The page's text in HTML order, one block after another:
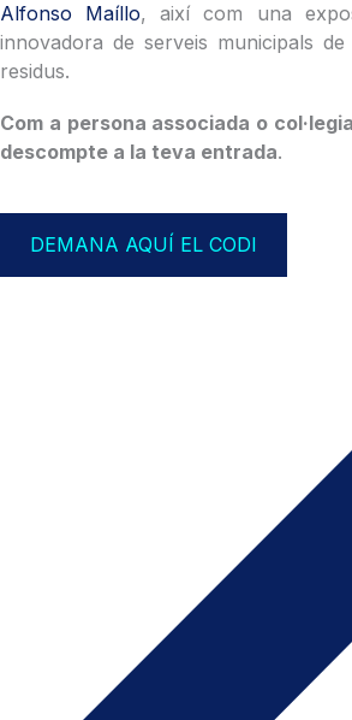
Alfonso Maíllo, així com una
innovadora de serveis municipals
residus.
Com a persona associada o
descompte a la teva entrada.
DEMANA AQUÍ EL CODI